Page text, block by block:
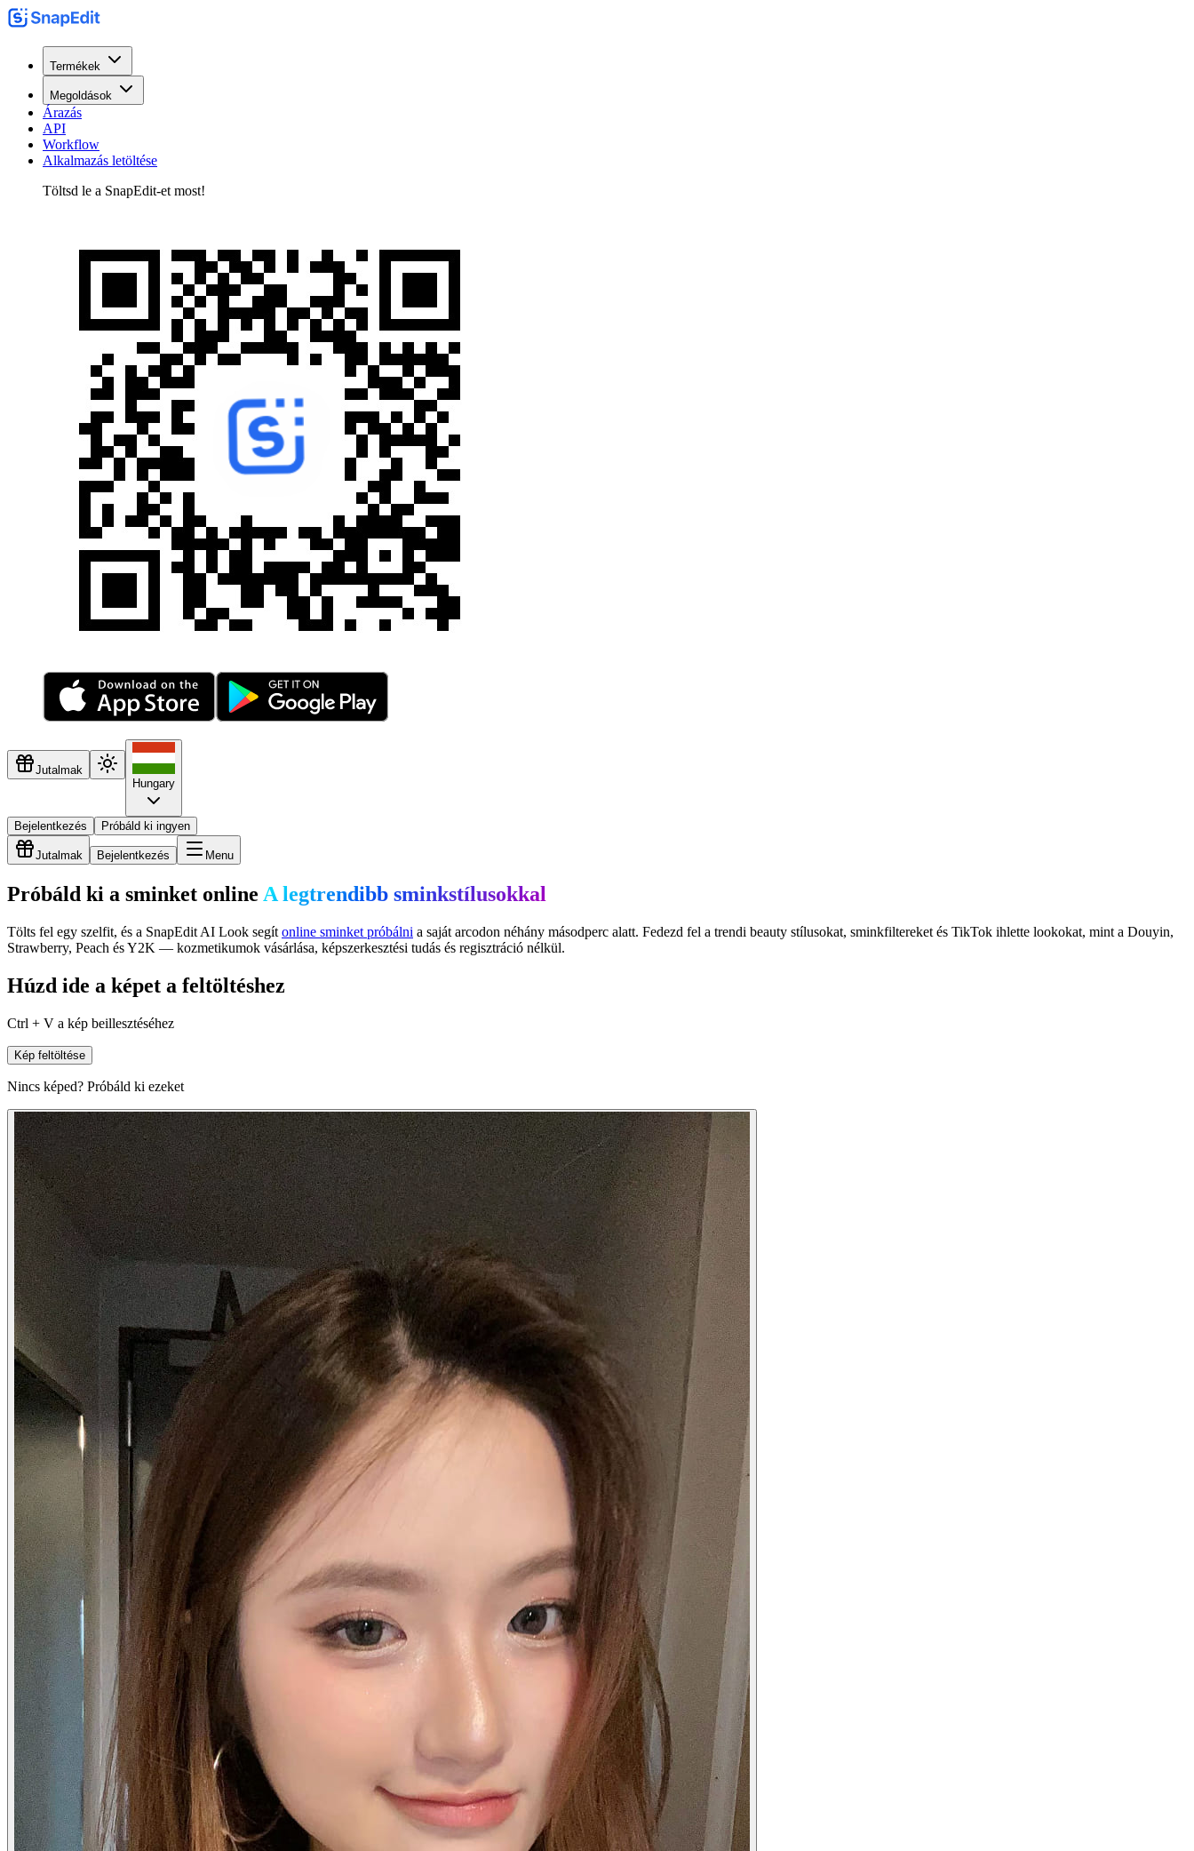
Termékek
Megoldások
Árazás
API
Workflow
Alkalmazás letöltése
Töltsd le a SnapEdit-et most!
Jutalmak
Hungary
Bejelentkezés Próbáld ki ingyen
Jutalmak Bejelentkezés Menu
Próbáld ki a sminket online A legtrendibb sminkstílusokkal
Tölts fel egy szelfit, és a SnapEdit AI Look segít online sminket próbálni a saját arcodon néhány másodperc alatt. Fedezd fel a trendi beauty stílusokat, sminkfiltereket és TikTok ihlette lookokat, mint a Douyin,
Strawberry, Peach és Y2K — kozmetikumok vásárlása, képszerkesztési tudás és regisztráció nélkül.
Húzd ide a képet a feltöltéshez
Ctrl + V a kép beillesztéséhez
Kép feltöltése
Nincs képed? Próbáld ki ezeket